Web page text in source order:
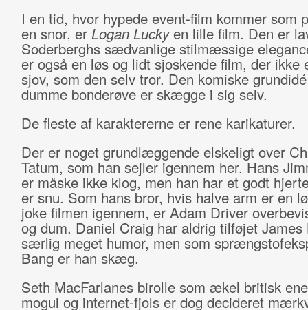
I en tid, hvor hypede event-film kommer som
en snor, er Logan Luckyen lille film. Den er
Soderberghs sædvanlige stilmæssige
er også en løs og lidt sjoskende film, der ikke
sjov, som den selv tror. Den komiske
dumme bonderøve er skægge i sig selv.
De fleste af karaktererne er rene karikaturer.
Der er noget grundlæggende elskeligt over
Tatum, som han sejler igennem her. Hans
er måske ikke klog, men han har et godt
er snu. Som hans bror, hvis halve arm er en
joke filmen igennem, er Adam Driver
og dum. Daniel Craig har aldrig tilføjet James
særlig meget humor, men som
Bang er han skæg.
Seth MacFarlanes birolle som ækel britisk
mogul og internet-fjols er dog decideret